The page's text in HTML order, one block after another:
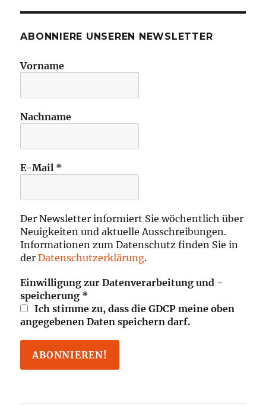
ABONNIERE UNSEREN NEWSLETTER
Vorname
Nachname
E-Mail *
Der Newsletter informiert Sie wöchentlich über
Neuigkeiten und aktuelle Ausschreibungen.
Informationen zum Datenschutz finden Sie in
derDatenschutzerklärung.
Einwilligung zur Datenverarbeitung und -
speicherung *
Ich stimme zu, dass die GDCP meine oben
angegebenen Daten speichern darf.